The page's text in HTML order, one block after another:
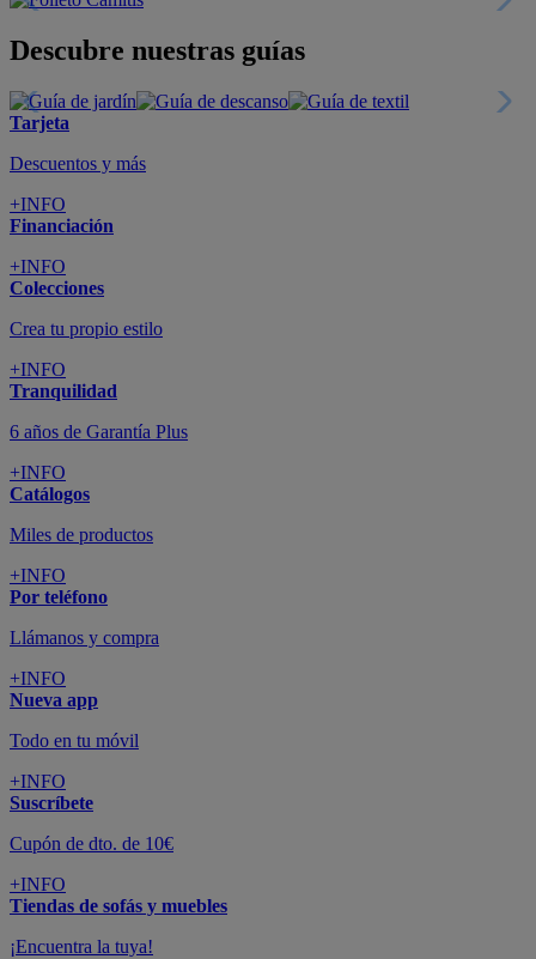
Descubre nuestras guías
Tarjeta
Descuentos y más
+INFO
Financiación
+INFO
Colecciones
Crea tu propio estilo
+INFO
Tranquilidad
6 años de Garantía Plus
+INFO
Catálogos
Miles de productos
+INFO
Por teléfono
Llámanos y compra
+INFO
Nueva app
Todo en tu móvil
+INFO
Suscríbete
Cupón de dto. de 10€
+INFO
Tiendas de sofás y muebles
¡Encuentra la tuya!